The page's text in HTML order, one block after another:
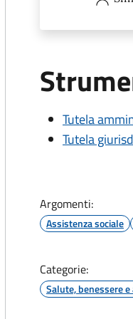
Tutela
Tutela
Argomenti:
Assistenza sociale
Categorie:
Salute, benessere